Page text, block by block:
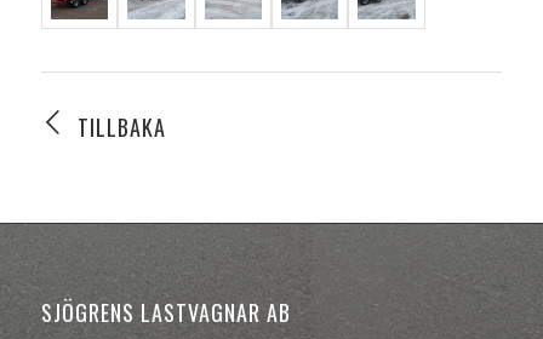
TILLBAKA
SJÖGRENS LASTVAGNAR AB